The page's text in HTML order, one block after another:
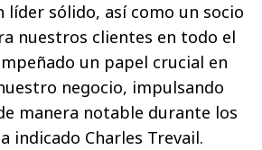
líder sólido, así como un socio
nuestros clientes en todo el
un papel crucial en
negocio, impulsando
manera notable durante los
indicado Charles Trevail.